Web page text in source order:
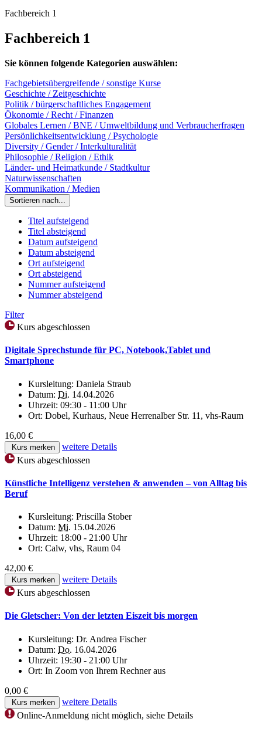
Fachbereich 1
Fachbereich 1
Sie können folgende Kategorien auswählen:
Fachgebietsübergreifende / sonstige Kurse
Geschichte / Zeitgeschichte
Politik / bürgerschaftliches Engagement
Ökonomie / Recht / Finanzen
Globales Lernen / BNE / Umweltbildung und Verbraucherfragen
Persönlichkeitsentwicklung / Psychologie
Diversity / Gender / Interkulturalität
Philosophie / Religion / Ethik
Länder- und Heimatkunde / Stadtkultur
Naturwissenschaften
Kommunikation / Medien
Sortieren nach...
Titel aufsteigend
Titel absteigend
Datum aufsteigend
Datum absteigend
Ort aufsteigend
Ort absteigend
Nummer aufsteigend
Nummer absteigend
Filter
Kurs abgeschlossen
Digitale Sprechstunde für PC, Notebook,Tablet und
Smartphone
Kursleitung: Daniela Straub
Datum: Di. 14.04.2026
Uhrzeit: 09:30 - 11:00 Uhr
Ort: Dobel, Kurhaus, Neue Herrenalber Str. 11, vhs-Raum
16,00 €
Kurs merken
weitere Details
Kurs abgeschlossen
Künstliche Intelligenz verstehen & anwenden – von Alltag bis
Beruf
Kursleitung: Priscilla Stober
Datum: Mi. 15.04.2026
Uhrzeit: 18:00 - 21:00 Uhr
Ort: Calw, vhs, Raum 04
42,00 €
Kurs merken
weitere Details
Kurs abgeschlossen
Die Gletscher: Von der letzten Eiszeit bis morgen
Kursleitung: Dr. Andrea Fischer
Datum: Do. 16.04.2026
Uhrzeit: 19:30 - 21:00 Uhr
Ort: In Zoom von Ihrem Rechner aus
0,00 €
Kurs merken
weitere Details
Online-Anmeldung nicht möglich, siehe Details